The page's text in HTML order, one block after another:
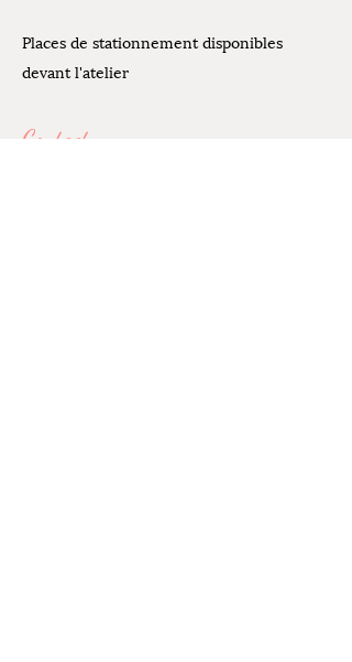
Places de stationnement disponibles
devant l'atelier
Contact